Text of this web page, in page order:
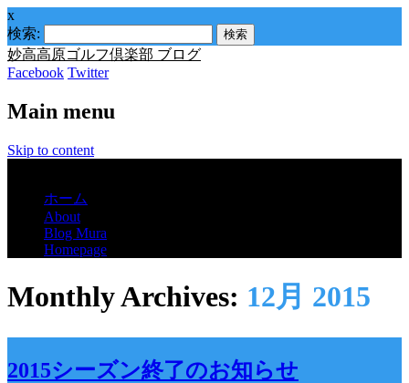
x
検索:
妙高高原ゴルフ倶楽部 ブログ
Facebook Twitter
Main menu
Skip to content
ホーム
About
Blog Mura
Homepage
Monthly Archives: 12月 2015
2015シーズン終了のお知らせ